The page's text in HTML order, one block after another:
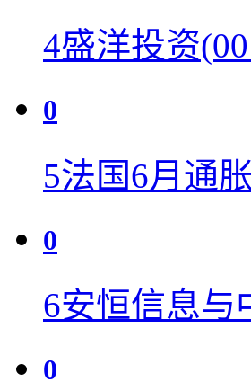
4盛洋投资
0
5法国6月通
0
6安恒信息与
0